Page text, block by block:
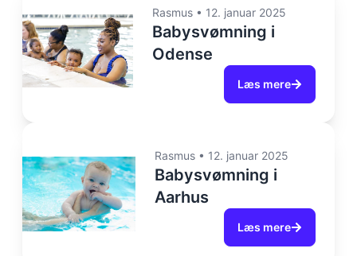
Rasmus • 12. januar 2025
Babysvømning i
Odense
Læs mere
Rasmus • 12. januar 2025
Babysvømning i
Aarhus
Læs mere